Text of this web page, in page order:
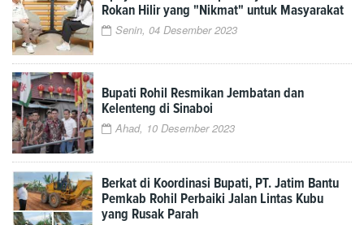
Rokan Hilir yang "Nikmat" untuk Masyarakat
Senin, 04 Desember 2023
Bupati Rohil Resmikan Jembatan dan
Kelenteng di Sinaboi
Ahad, 10 Desember 2023
Berkat di Koordinasi Bupati, PT. Jatim Bantu
Pemkab Rohil Perbaiki Jalan Lintas Kubu
yang Rusak Parah